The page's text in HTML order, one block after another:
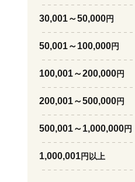
30,001～50,000円
50,001～100,000円
100,001～200,000円
200,001～500,000円
500,001～1,000,000円
1,000,001円以上